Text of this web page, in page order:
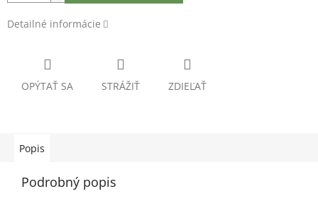
Detailné informácie
OPÝTAŤ SA STRÁŽIŤ ZDIEĽAŤ
Popis
Podrobný popis